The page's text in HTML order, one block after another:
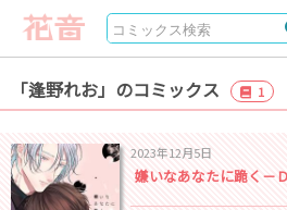
「逢野れお」のコミックス 1
2023年12月5日
嫌いなあなたに跪く－